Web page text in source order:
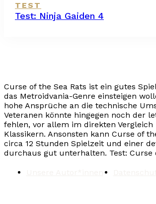
TEST
Test: Ninja Gaiden 4
Curse of the Sea Rats ist ein gutes
das Metroidvania-Genre einsteigen
hohe Ansprüche an die technische
Veteranen könnte hingegen noch der
fehlen, vor allem im direkten Vergleich
Klassikern. Ansonsten kann Curse of
circa 12 Stunden Spielzeit und einer
durchaus gut unterhalten. Test: Curse